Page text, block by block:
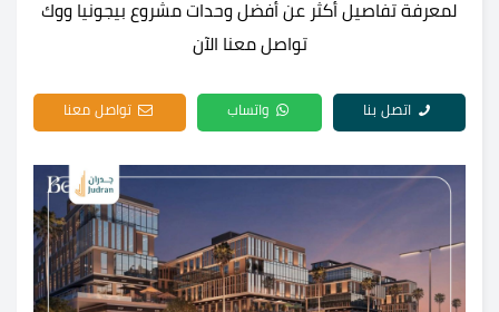
لمعرفة تفاصيل أكثر عن أفضل وحدات مشروع بيجونيا ووك
تواصل معنا الآن
اتصل بنا واتساب تواصل معنا